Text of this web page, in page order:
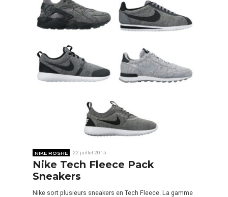
NIKE ROSHE 22 juillet 2015
Nike Tech Fleece Pack
Sneakers
Nike sort plusieurs sneakers en Tech Fleece. La gamme